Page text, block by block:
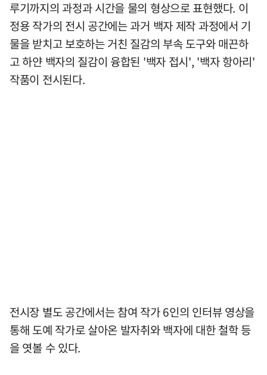
루기까지의 과정과 시간을 물의 형상으로 표현했다. 이
정용 작가의 전시 공간에는 과거 백자 제작 과정에서 기
물을 받치고 보호하는 거친 질감의 부속 도구와 매끈하
고 하얀 백자의 질감이 융합된 '백자 접시', '백자 항아리'
작품이 전시된다.
전시장 별도 공간에서는 참여 작가 6인의 인터뷰 영상을
통해 도예 작가로 살아온 발자취와 백자에 대한 철학 등
을 엿볼 수 있다.